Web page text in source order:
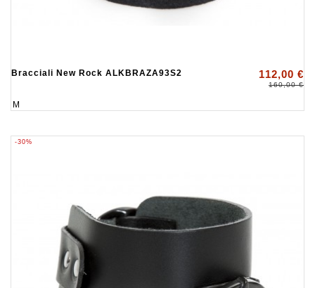
Bracciali New Rock ALKBRAZA93S2 112,00 €
160,00 €
M
-30%